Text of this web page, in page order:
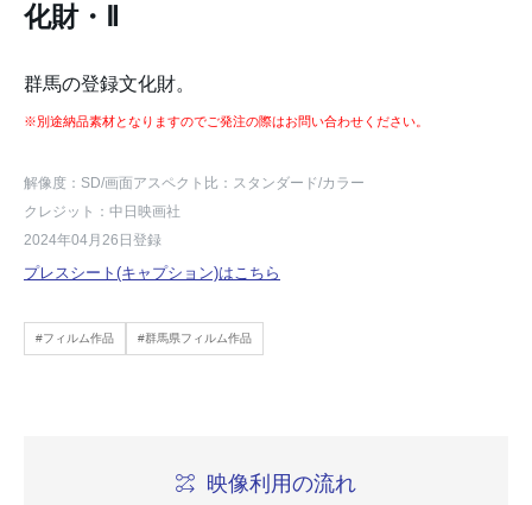
化財・Ⅱ
群馬の登録文化財。
※別途納品素材となりますのでご発注の際はお問い合わせください。
解像度：SD/画面アスペクト比：スタンダード/カラー
クレジット：中日映画社
2024年04月26日登録
プレスシート(キャプション)はこちら
#フィルム作品 #群馬県フィルム作品
映像利用の流れ